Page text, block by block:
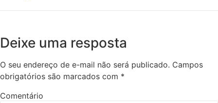
Deixe uma resposta
O seu endereço de e-mail não será publicado. Campos
obrigatórios são marcados com *
Comentário